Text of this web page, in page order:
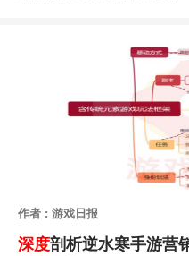
作者 : 游戏日报
深度剖析逆水寒手游营